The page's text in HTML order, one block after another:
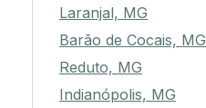
Laranjal, MG
Barão de Cocais, MG
Reduto, MG
Indianópolis, MG